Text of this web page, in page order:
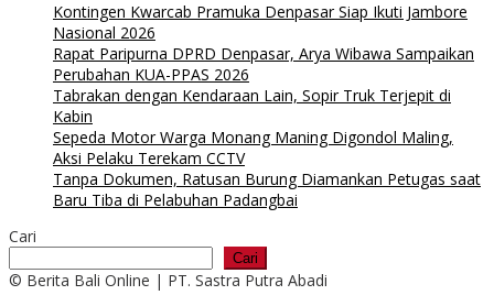
Kontingen Kwarcab Pramuka Denpasar Siap Ikuti Jambore
Nasional 2026
Rapat Paripurna DPRD Denpasar, Arya Wibawa Sampaikan
Perubahan KUA-PPAS 2026
Tabrakan dengan Kendaraan Lain, Sopir Truk Terjepit di
Kabin
Sepeda Motor Warga Monang Maning Digondol Maling,
Aksi Pelaku Terekam CCTV
Tanpa Dokumen, Ratusan Burung Diamankan Petugas saat
Baru Tiba di Pelabuhan Padangbai
Cari
Cari
© Berita Bali Online | PT. Sastra Putra Abadi